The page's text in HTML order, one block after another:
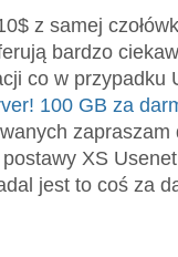
z samej
bardzo
co w przypadku
100 GB za
XS
jest to coś za